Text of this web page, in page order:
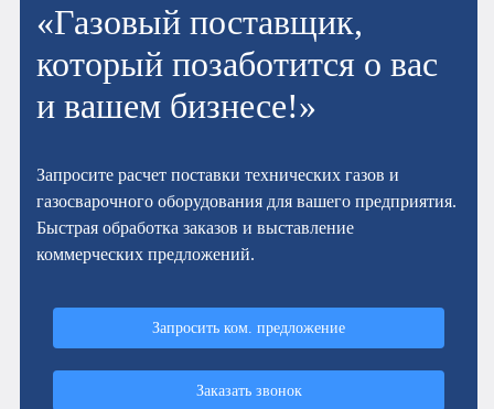
«Газовый поставщик,
который позаботится о вас
и вашем бизнесе!»
Запросите расчет поставки технических газов и
газосварочного оборудования для вашего предприятия.
Быстрая обработка заказов и выставление
коммерческих предложений.
Запросить ком. предложение
Заказать звонок